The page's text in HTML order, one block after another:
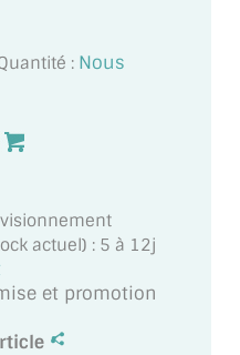
: Nous
actuel) : 5 à 12j
et promotion